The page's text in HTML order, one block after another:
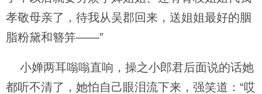
孝敬母亲了，待我从吴郡回来，送姐姐最好的胭
脂粉黛和簪笄——”
小婵两耳嗡嗡直响，操之小郎君后面说的话她
都听不清了，她怕自己眼泪流下来，强笑道：“哎